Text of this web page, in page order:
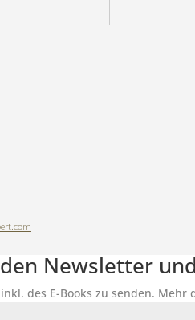
Newsletter
des E-Books zu senden. Mehr